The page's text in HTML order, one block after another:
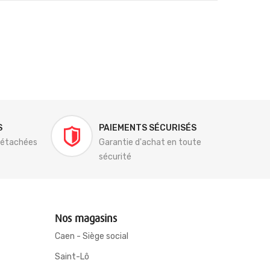
PAIEMENTS SÉCURISÉS
Garantie d'achat en toute
sécurité
Nos magasins
Caen - Siège social
Saint-Lô